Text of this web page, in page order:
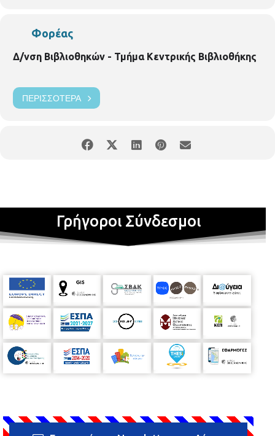
Φορέας
Δ/νση Βιβλιοθηκών - Τμήμα Κεντρικής Βιβλιοθήκης
ΠΕΡΙΣΣΌΤΕΡΑ
Γρήγοροι Σύνδεσμοι